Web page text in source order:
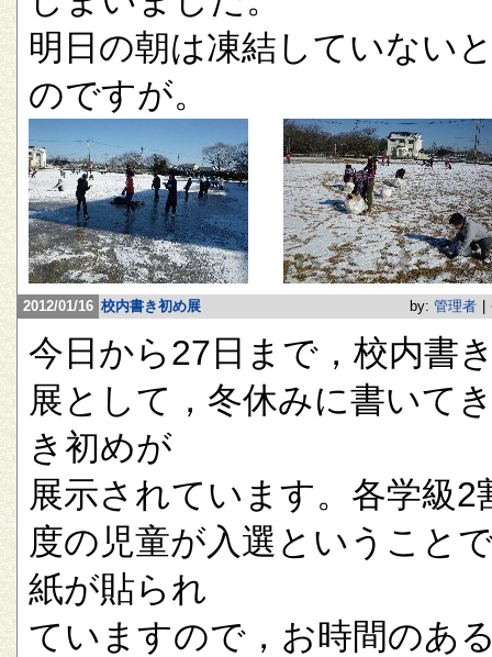
明日の朝は凍結していない
のですが。
2012/01/16 校内書き初め展 by: 管理者
今日から27日まで，校内書
展として，冬休みに書いて
き初めが
展示されています。各学級2
度の児童が入選ということ
紙が貼られ
ていますので，お時間のあ